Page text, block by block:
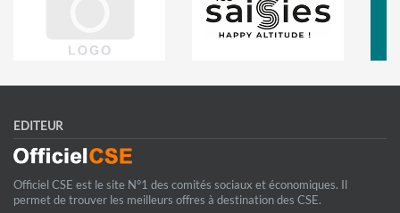
EDITEUR
Officiel CSE est le site N°1 des comités sociaux et économiques. Il
permet de trouver les meilleurs offres à destination des CSE.